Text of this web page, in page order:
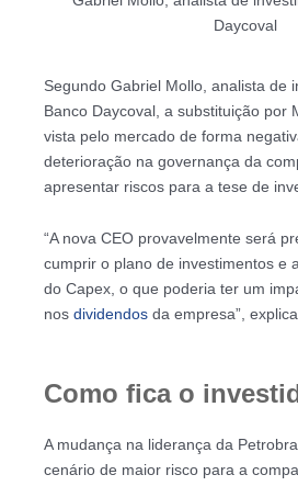
Daycoval
Segundo Gabriel Mollo, analista de
Banco Daycoval, a substituição por
vista pelo mercado de forma
deterioração na governança da
apresentar riscos para a tese de
“A nova CEO provavelmente será
cumprir o plano de investimentos e
do Capex, o que poderia ter um
nos dividendos da empresa”,
Como fica o
A mudança na liderança da
cenário de maior risco para a